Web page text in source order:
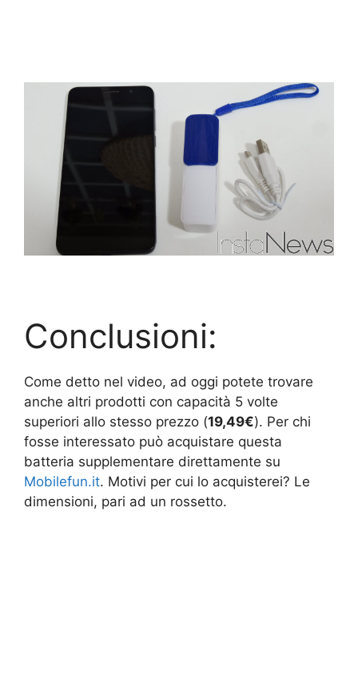
Conclusioni:
Come detto nel video, ad oggi potete trovare
anche altri prodotti con capacità 5 volte
superiori allo stesso prezzo (19,49€). Per chi
fosse interessato può acquistare questa
batteria supplementare direttamente su
Mobilefun.it. Motivi per cui lo acquisterei? Le
dimensioni, pari ad un rossetto.